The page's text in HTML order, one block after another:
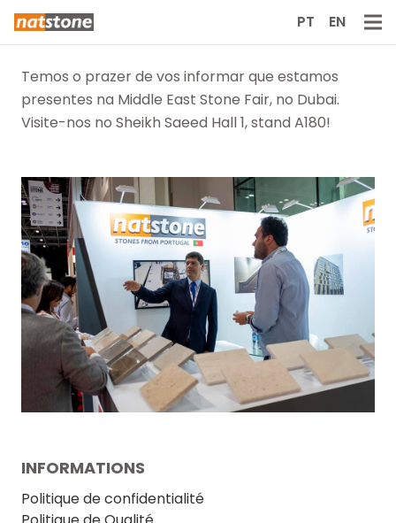
PT EN
Temos o prazer de vos informar que estamos
presentes na Middle East Stone Fair, no Dubai.
Visite-nos no Sheikh Saeed Hall 1, stand A180!
INFORMATIONS
Politique de confidentialité